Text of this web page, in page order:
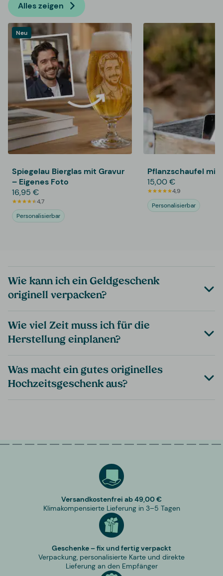
Alles zeigen
Neu
Spiegelau Bierglas mit Gravur
– Eigenes Foto
16,95 €
4,7
Personalisierbar
Pflanzschaufel mit
15,00 €
4,9
Personalisierbar
Wie kann ich ein Geldgeschenk
originell verpacken?
Wie viel Zeit muss ich für die
Herstellung einplanen?
Was macht ein gutes originelles
Hochzeitsgeschenk aus?
Versandkostenfrei ab 49,00 €
Klimakompensierte Lieferung in 3–5 Tagen
Geschenke – fix und fertig verpackt
Verpackung, personalisierte Karte und direkte
Lieferung an den Empfänger